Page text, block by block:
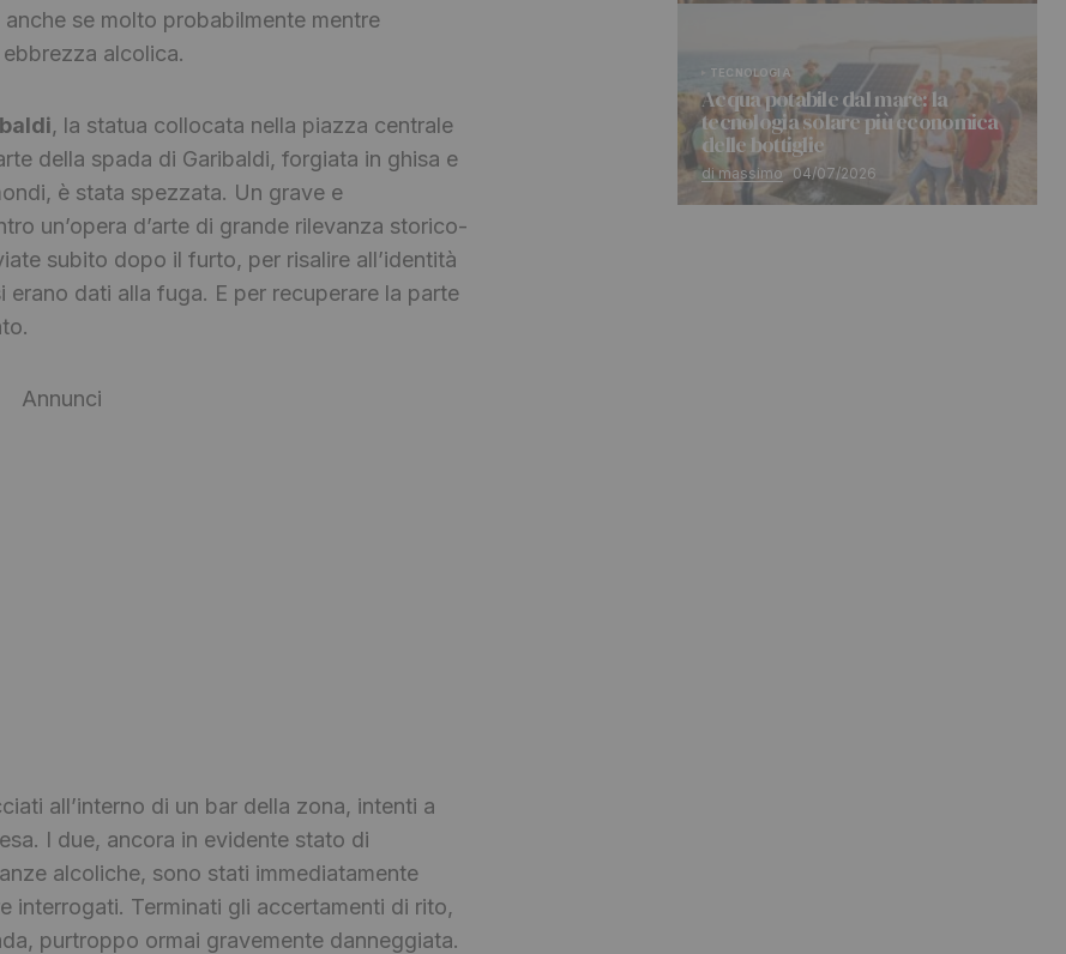
se molto probabilmente mentre
alcolica.
, la statua collocata nella piazza centrale
della spada di Garibaldi, forgiata in ghisa e
è stata spezzata. Un grave e
un’opera d’arte di grande rilevanza storico-
subito dopo il furto, per risalire all’identità
dati alla fuga. E per recuperare la parte
Annunci
all’interno di un bar della zona, intenti a
I due, ancora in evidente stato di
alcoliche, sono stati immediatamente
interrogati. Terminati gli accertamenti di rito,
purtroppo ormai gravemente danneggiata.
TECNOLOGIA
Acqua potabile dal mare: la
tecnologia solare più economica
delle bottiglie
di massimo 04/07/2026